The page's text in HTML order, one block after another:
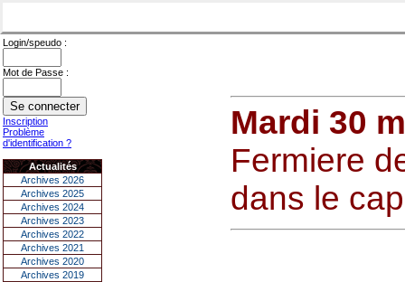
Login/speudo :
Mot de Passe :
Inscription
Problème
d'identification ?
Actualités
Archives 2026
Archives 2025
Archives 2024
Archives 2023
Archives 2022
Archives 2021
Archives 2020
Archives 2019
Mardi 30
Fermiere
dans le